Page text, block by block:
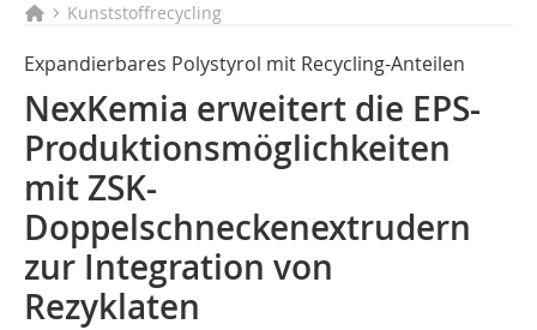
Kunststoffrecycling
Expandierbares Polystyrol mit Recycling-Anteilen
NexKemia erweitert die EPS-
Produktionsmöglichkeiten
mit ZSK-
Doppelschneckenextrudern
zur Integration von
Rezyklaten